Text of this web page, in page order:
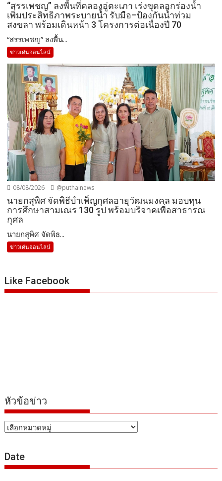
“สรรเพชญ” ลงพื้นที่คลองอู่ตะเภา เร่งขุดลอกร่องน้ำ
เพิ่มประสิทธิภาพระบายน้ำ รับมือ–ป้องกันน้ำท่วม
สงขลา พร้อมเดินหน้า 3 โครงการต่อเนื่องปี 70
“สรรเพชญ” ลงพื้น...
ข่าวเด่นออนไลน์
08/08/2026 @puthainews
นายกสุพิศ จัดพิธีบำเพ็ญกุศลอายุวัฒนมงคล มอบทุน
การศึกษาสามเณร 130 รูป พร้อมบริจาคเพื่อสาธารณ
กุศล
นายกสุพิศ จัดพิธ...
ข่าวเด่นออนไลน์
Like Facebook
หัวข้อข่าว
หัวข้อ
Date